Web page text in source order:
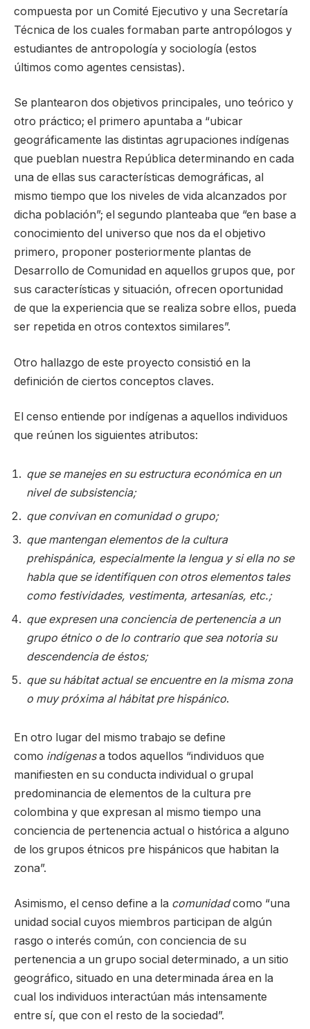
compuesta por un Comité Ejecutivo y una Secretaría
Técnica de los cuales formaban parte antropólogos y
estudiantes de antropología y sociología (estos
últimos como agentes censistas).
Se plantearon dos objetivos principales, uno teórico y
otro práctico; el primero apuntaba a “ubicar
geográficamente las distintas agrupaciones indígenas
que pueblan nuestra República determinando en cada
una de ellas sus características demográficas, al
mismo tiempo que los niveles de vida alcanzados por
dicha población”; el segundo planteaba que “en base a
conocimiento del universo que nos da el objetivo
primero, proponer posteriormente plantas de
Desarrollo de Comunidad en aquellos grupos que, por
sus características y situación, ofrecen oportunidad
de que la experiencia que se realiza sobre ellos, pueda
ser repetida en otros contextos similares”.
Otro hallazgo de este proyecto consistió en la
definición de ciertos conceptos claves.
El censo entiende por indígenas a aquellos individuos
que reúnen los siguientes atributos:
que se manejes en su estructura económica en un
nivel de subsistencia;
que convivan en comunidad o grupo;
que mantengan elementos de la cultura
prehispánica, especialmente la lengua y si ella no se
habla que se identifiquen con otros elementos tales
como festividades, vestimenta, artesanías, etc.;
que expresen una conciencia de pertenencia a un
grupo étnico o de lo contrario que sea notoria su
descendencia de éstos;
que su hábitat actual se encuentre en la misma zona
o muy próxima al hábitat pre hispánico.
En otro lugar del mismo trabajo se define
como indígenasa todos aquellos “individuos que
manifiesten en su conducta individual o grupal
predominancia de elementos de la cultura pre
colombina y que expresan al mismo tiempo una
conciencia de pertenencia actual o histórica a alguno
de los grupos étnicos pre hispánicos que habitan la
zona”.
Asimismo, el censo define a la comunidadcomo “una
unidad social cuyos miembros participan de algún
rasgo o interés común, con conciencia de su
pertenencia a un grupo social determinado, a un sitio
geográfico, situado en una determinada área en la
cual los individuos interactúan más intensamente
entre sí, que con el resto de la sociedad”.